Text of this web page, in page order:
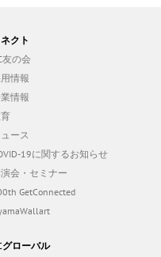
クト
友の会
情報
情報
ース
19に関するお知らせ
会・セミナー
GetConnected
グローバル